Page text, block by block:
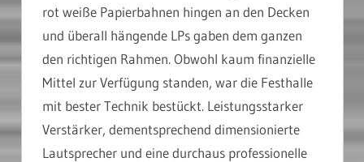
rot weiße Papierbahnen hingen an den Decken
und überall hängende LPs gaben dem ganzen
den richtigen Rahmen. Obwohl kaum finanzielle
Mittel zur Verfügung standen, war die Festhalle
mit bester Technik bestückt. Leistungsstarker
Verstärker, dementsprechend dimensionierte
Lautsprecher und eine durchaus professionelle